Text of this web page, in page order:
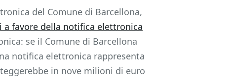
del Comune di Barcellona,
favore della notifica elettronica
se il Comune di Barcellona
notifica elettronica rappresenta
in nove milioni di euro